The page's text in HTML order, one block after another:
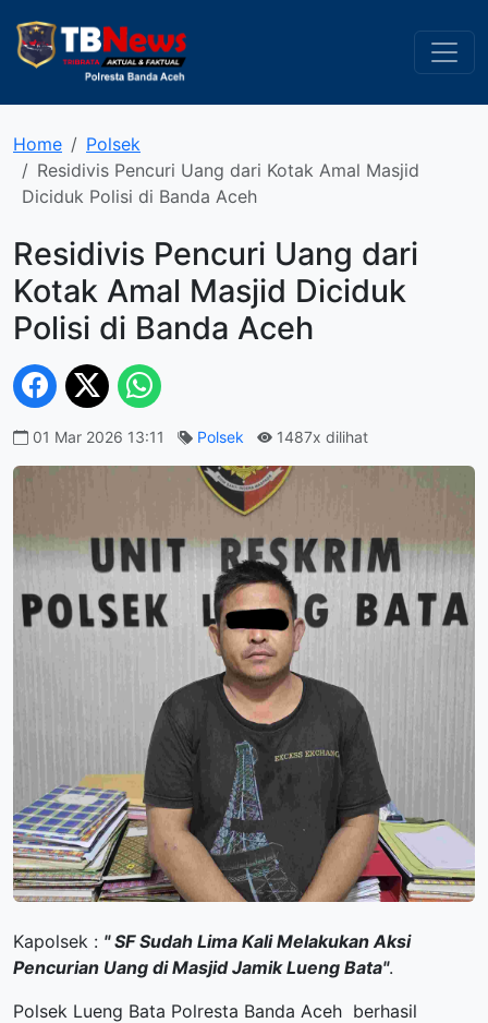
Home
Polsek
Residivis Pencuri Uang dari Kotak Amal Masjid
Diciduk Polisi di Banda Aceh
Residivis Pencuri Uang dari
Kotak Amal Masjid Diciduk
Polisi di Banda Aceh
01 Mar 2026 13:11 Polsek 1487x dilihat
Kapolsek : " SF Sudah Lima Kali Melakukan Aksi
Pencurian Uang di Masjid Jamik Lueng Bata".
Polsek Lueng Bata Polresta Banda Aceh berhasil